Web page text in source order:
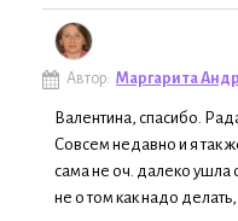
Автор: Маргарита
Валентина, спасибо.
Совсем недавно и я так
сама не оч. далеко ушла
не о том как надо